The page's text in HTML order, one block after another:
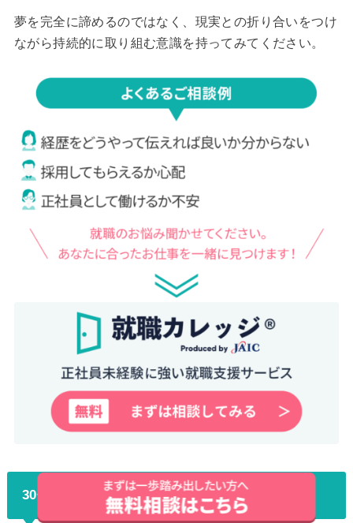
夢を完全に諦めるのではなく、現実との折り合いをつけ
ながら持続的に取り組む意識を持ってみてください。
30代をフリーターのまま過ごすリスク